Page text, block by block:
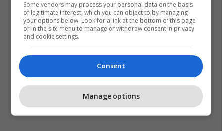
Some vendors may process your personal data on the basis
of legitimate interest, which you can object to by managing
your options below. Look for a link at the bottom of this page
or in the site menu to manage or withdraw consent in privacy
and cookie settings.
Consent
Manage options